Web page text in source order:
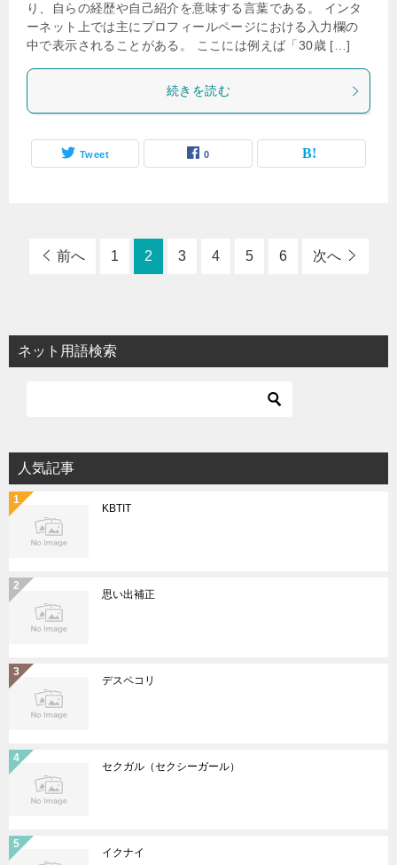
り、自らの経歴や自己紹介を意味する言葉である。 インタ
ーネット上では主にプロフィールページにおける入力欄の
中で表示されることがある。 ここには例えば「30歳 […]
続きを読む
Tweet 0
前へ 1 2 3 4 5 6 次へ
ネット用語検索
人気記事
KBTIT
思い出補正
デスペコリ
セクガル（セクシーガール）
イクナイ